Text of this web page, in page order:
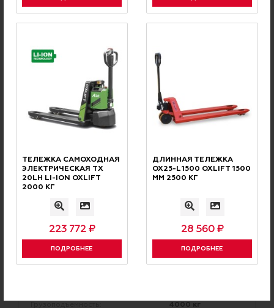
4000 кг
ТЕЛЕЖКА САМОХОДНАЯ
ЭЛЕКТРИЧЕСКАЯ TX
20LH LI-ION OXLIFT
2000 КГ
223 772 ₽
ПОДРОБНЕЕ
ДЛИННАЯ ТЕЛЕЖКА
OX25-L1500 OXLIFT 1500
ММ 2500 КГ
28 560 ₽
ПОДРОБНЕЕ